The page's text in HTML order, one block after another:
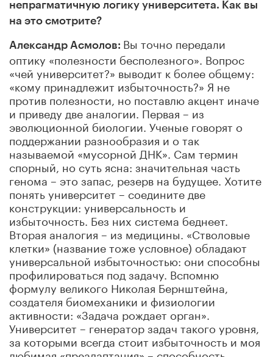
непрагматичную логику университета. Как вы
на это смотрите?
Александр Асмолов: Вы точно передали
оптику «полезности бесполезного». Вопрос
«чей университет?» выводит к более общему:
«кому принадлежит избыточность?» Я не
против полезности, но поставлю акцент иначе
и приведу две аналогии. Первая – из
эволюционной биологии. Ученые говорят о
поддержании разнообразия и о так
называемой «мусорной ДНК». Сам термин
спорный, но суть ясна: значительная часть
генома – это запас, резерв на будущее. Хотите
понять университет – соедините две
конструкции: универсальность и
избыточность. Без них система беднеет.
Вторая аналогия – из медицины. «Стволовые
клетки» (название тоже условное) обладают
универсальной избыточностью: они способны
профилироваться под задачу. Вспомню
формулу великого Николая Бернштейна,
создателя биомеханики и физиологии
активности: «Задача рождает орган».
Университет – генератор задач такого уровня,
за которыми всегда стоит избыточность и моя